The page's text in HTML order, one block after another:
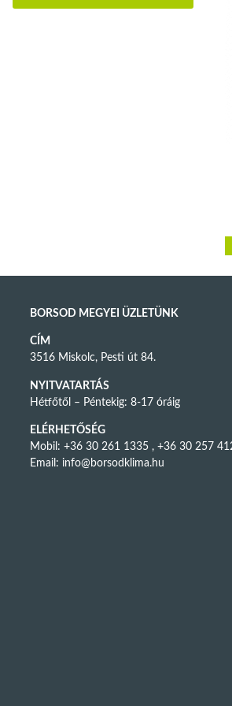
BORSOD MEGYEI ÜZLETÜNK
CÍM
3516 Miskolc, Pesti út 84.
NYITVATARTÁS
Hétfőtől – Péntekig: 8-17 óráig
ELÉRHETŐSÉG
Mobil: +36 30 261 1335 , +36 30 257
Email: info@borsodklima.hu